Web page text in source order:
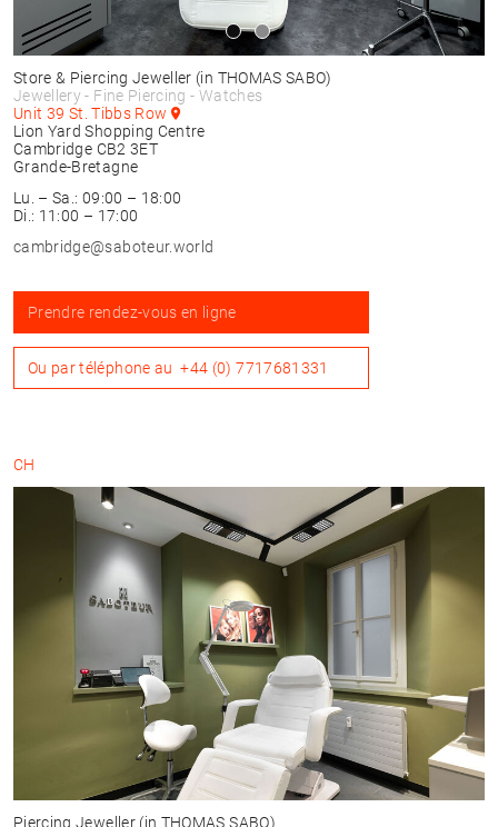
Store & Piercing Jeweller (in THOMAS SABO)
Jewellery - Fine Piercing - Watches
Unit 39 St. Tibbs Row
Lion Yard Shopping Centre
Cambridge CB2 3ET
Grande-Bretagne
Lu. – Sa.: 09:00 – 18:00
Di.: 11:00 – 17:00
cambridge@saboteur.world
Prendre rendez-vous en ligne
Ou par téléphone au+44 (0) 7717681331
CH
Piercing Jeweller (in THOMAS SABO)